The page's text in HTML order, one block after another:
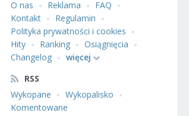
O nas
Reklama
FAQ
Kontakt
Regulamin
Polityka prywatności i cookies
Hity
Ranking
Osiągnięcia
Changelog
więcej
RSS
Wykopane
Wykopalisko
Komentowane